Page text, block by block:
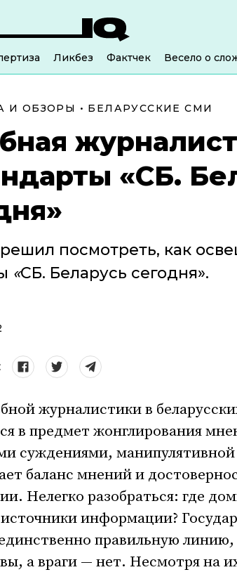
Ликбез Фактчек Весело о
И ОБЗОРЫ • БЕЛАРУССКИЕ СМИ
«СБ.
решил посмотреть, как
«СБ. Беларусь сегодня».
журналистики в
в предмет жонглирования
суждениями,
баланс мнений и
Нелегко разобраться: где
информации?
правильную
а враги — нет. Несмотря на